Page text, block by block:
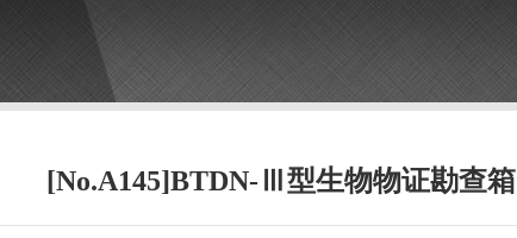
[No.A145]BTDN-Ⅲ型生物物证勘查箱